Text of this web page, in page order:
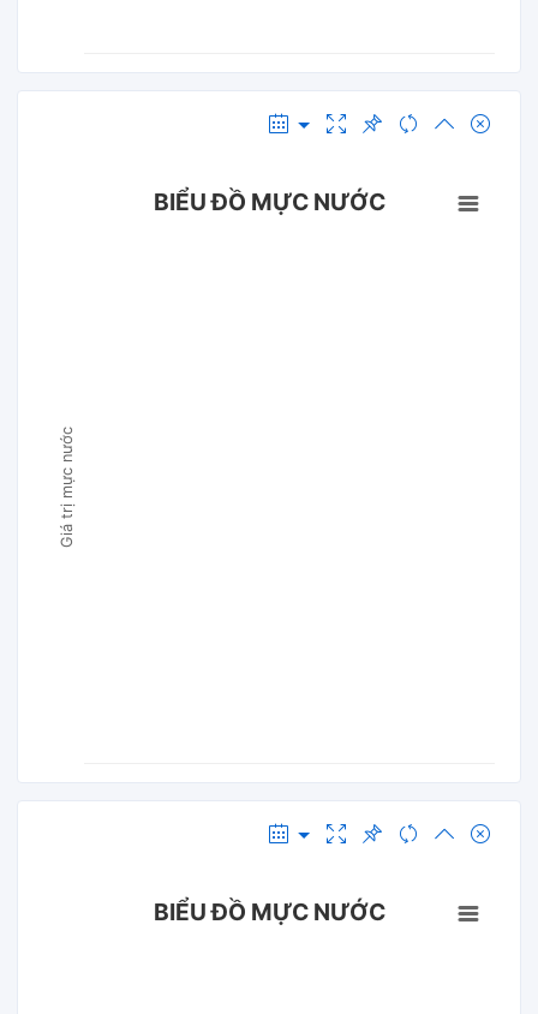
Giá trị mực nước
BIỂU ĐỒ MỰC NƯỚC
BIỂU ĐỒ MỰC NƯỚC